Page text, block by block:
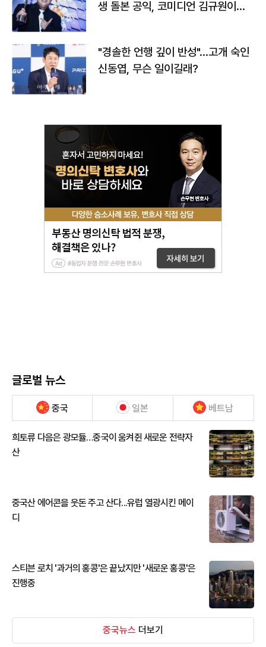
생 돌본 공익, 코미디언 김규원이었
"경솔한 언행 깊이 반성"…고개 숙인
신동엽, 무슨 일이길래?
글로벌 뉴스
중국 일본 베트남
희토류 다음은 광모듈…중국이 움켜쥔 새로운 전략자
산
중국산 에어콘을 웃돈 주고 산다...유럽 열광시킨 메이
디
스티븐 로치 '과거의 홍콩'은 끝났지만 '새로운 홍콩'은
진행중
중국뉴스 더보기